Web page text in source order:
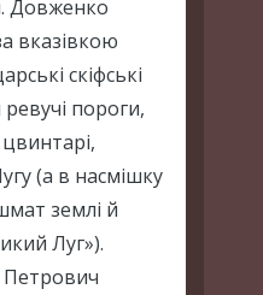
Довженко
вказівкою
скіфські
пороги,
(а в насмішку
землі й
Луг»).
Петрович